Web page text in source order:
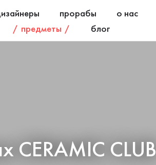
прорабы
о нас
предметы блог
CERAMIC CLUB